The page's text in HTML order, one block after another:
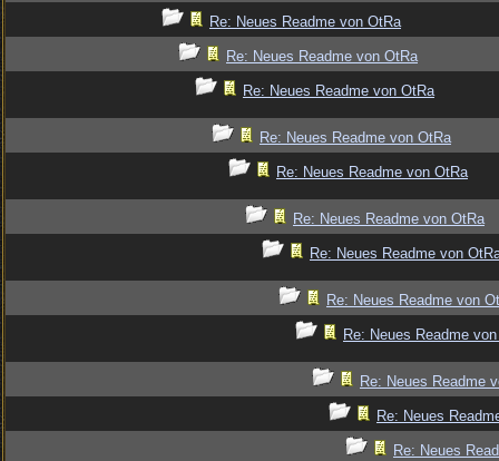
Re: Neues Readme von OtRa
Re: Neues Readme von OtRa
Re: Neues Readme von OtRa
Re: Neues Readme von OtRa
Re: Neues Readme von OtRa
Re: Neues Readme von OtRa
Re: Neues Readme von
Re: Neues Readme von
Re: Neues Readme
Re: Neues Readme
Re: Neues
Re: Neues